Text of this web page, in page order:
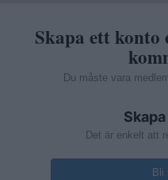
Skapa ett
Du måste vara
Det är enkelt att
Bli